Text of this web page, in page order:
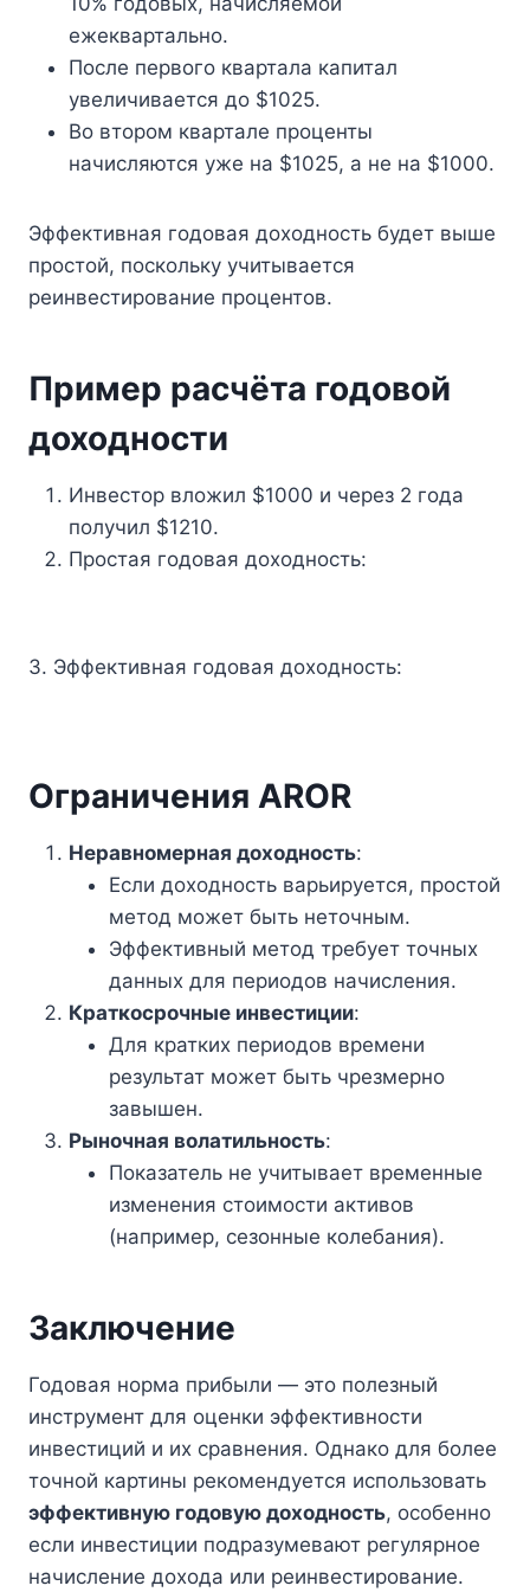
ежеквартально.
После первого квартала капитал
увеличивается до $1025.
Во втором квартале проценты
начисляются уже на $1025, а не на $1000.
Эффективная годовая доходность будет выше
простой, поскольку учитывается
реинвестирование процентов.
Пример расчёта годовой
доходности
Инвестор вложил $1000 и через 2 года
получил $1210.
Простая годовая доходность:
3. Эффективная годовая доходность:
Ограничения AROR
Неравномерная доходность:
Если доходность варьируется, простой
метод может быть неточным.
Эффективный метод требует точных
данных для периодов начисления.
Краткосрочные инвестиции:
Для кратких периодов времени
результат может быть чрезмерно
завышен.
Рыночная волатильность:
Показатель не учитывает временные
изменения стоимости активов
(например, сезонные колебания).
Заключение
Годовая норма прибыли — это полезный
инструмент для оценки эффективности
инвестиций и их сравнения. Однако для более
точной картины рекомендуется использовать
эффективную годовую доходность, особенно
если инвестиции подразумевают регулярное
начисление дохода или реинвестирование.